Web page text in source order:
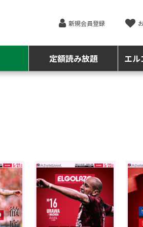
新規会員登録
定額読み放題 エ